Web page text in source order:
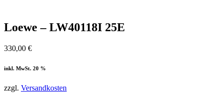
Loewe – LW40118I 25E
330,00 €
inkl. MwSt. 20 %
zzgl. Versandkosten